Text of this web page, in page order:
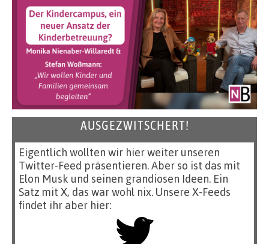
AUSGEZWITSCHERT!
Eigentlich wollten wir hier weiter unseren
Twitter-Feed präsentieren. Aber so ist das mit
Elon Musk und seinen grandiosen Ideen. Ein
Satz mit X, das war wohl nix. Unsere X-Feeds
findet ihr aber hier: